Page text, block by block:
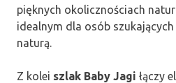
pięknych okolicznościach
idealnym dla osób
naturą.
Z kolei szlak Baby Jagi łączy